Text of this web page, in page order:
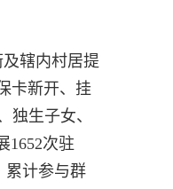
辖内村居提
卡新开、挂
独生子女、
1652次驻
累计参与群